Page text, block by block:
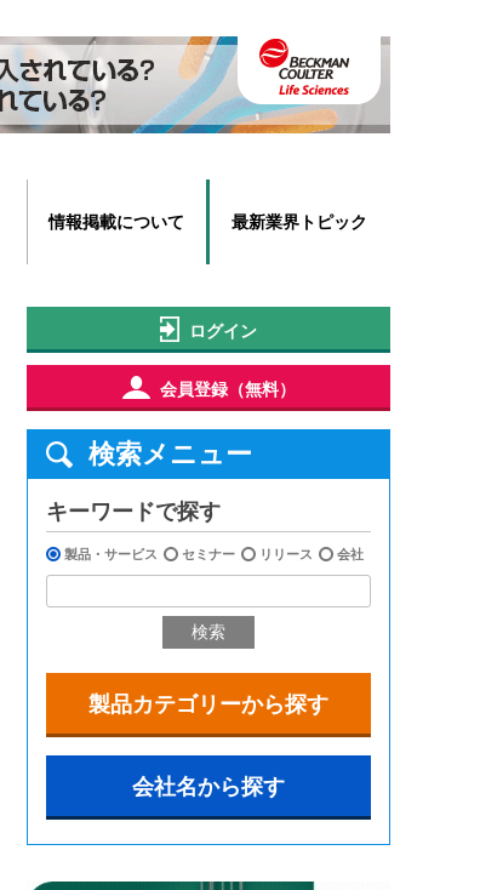
情報掲載について 最新業界トピック
ログイン
会員登録（無料）
検索メニュー
キーワードで探す
製品・サービス セミナー リリース 会社
検索
製品カテゴリーから探す
会社名から探す